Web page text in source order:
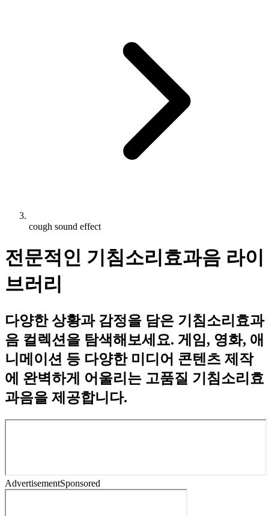
cough sound effect
전문적인 기침소리효과음 라이
브러리
다양한 상황과 감정을 담은 기침소리효과
음 컬렉션을 탐색해보세요. 게임, 영화, 애
니메이션 등 다양한 미디어 콘텐츠 제작
에 완벽하게 어울리는 고품질 기침소리효
과음을 제공합니다.
AdvertisementSponsored